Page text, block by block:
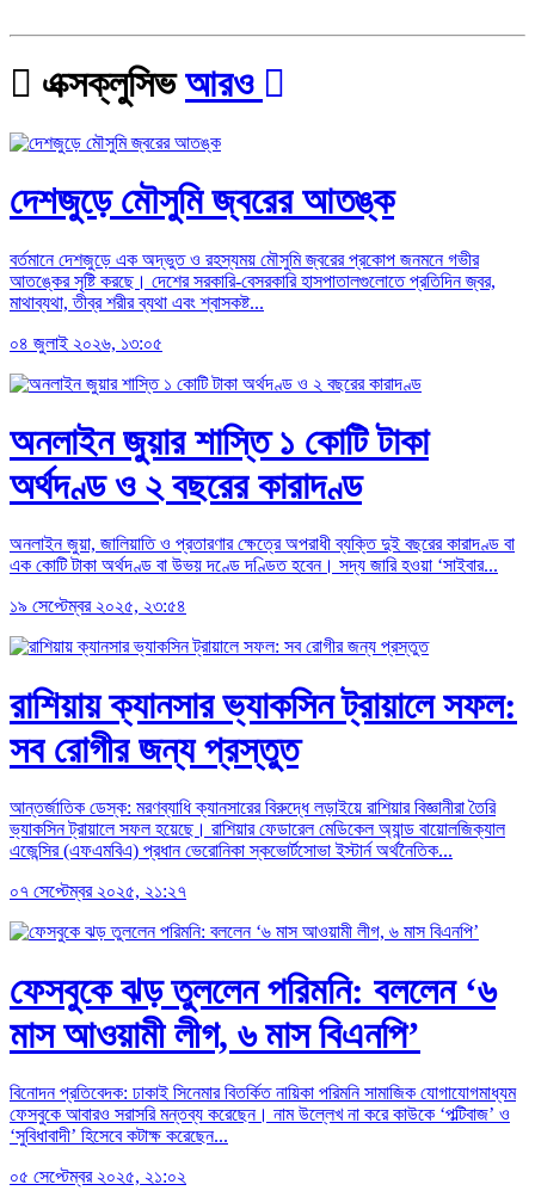
এক্সক্লুসিভআরও
দেশজুড়ে মৌসুমি জ্বরের আতঙ্ক
বর্তমানে দেশজুড়ে এক অদ্ভুত ও রহস্যময় মৌসুমি জ্বরের প্রকোপ জনমনে গভীর
আতঙ্কের সৃষ্টি করছে। দেশের সরকারি-বেসরকারি হাসপাতালগুলোতে প্রতিদিন জ্বর,
মাথাব্যথা, তীব্র শরীর ব্যথা এবং শ্বাসকষ্ট...
০৪ জুলাই ২০২৬, ১৩:০৫
অনলাইন জুয়ার শাস্তি ১ কোটি টাকা
অর্থদণ্ড ও ২ বছরের কারাদণ্ড
অনলাইন জুয়া, জালিয়াতি ও প্রতারণার ক্ষেত্রে অপরাধী ব্যক্তি দুই বছরের কারাদণ্ড বা
এক কোটি টাকা অর্থদণ্ড বা উভয় দণ্ডে দণ্ডিত হবেন। সদ্য জারি হওয়া ‘সাইবার...
১৯ সেপ্টেম্বর ২০২৫, ২৩:৫৪
রাশিয়ায় ক্যানসার ভ্যাকসিন ট্রায়ালে সফল:
সব রোগীর জন্য প্রস্তুত
আন্তর্জাতিক ডেস্ক: মরণব্যাধি ক্যানসারের বিরুদ্ধে লড়াইয়ে রাশিয়ার বিজ্ঞানীরা তৈরি
ভ্যাকসিন ট্রায়ালে সফল হয়েছে। রাশিয়ার ফেডারেল মেডিকেল অ্যান্ড বায়োলজিক্যাল
এজেন্সির (এফএমবিএ) প্রধান ভেরোনিকা স্কভোর্টসোভা ইস্টার্ন অর্থনৈতিক...
০৭ সেপ্টেম্বর ২০২৫, ২১:২৭
ফেসবুকে ঝড় তুললেন পরিমনি: বললেন ‘৬
মাস আওয়ামী লীগ, ৬ মাস বিএনপি’
বিনোদন প্রতিবেদক: ঢাকাই সিনেমার বিতর্কিত নায়িকা পরিমনি সামাজিক যোগাযোগমাধ্যম
ফেসবুকে আবারও সরাসরি মন্তব্য করেছেন। নাম উল্লেখ না করে কাউকে ‘পল্টিবাজ’ ও
‘সুবিধাবাদী’ হিসেবে কটাক্ষ করেছেন...
০৫ সেপ্টেম্বর ২০২৫, ২১:০২